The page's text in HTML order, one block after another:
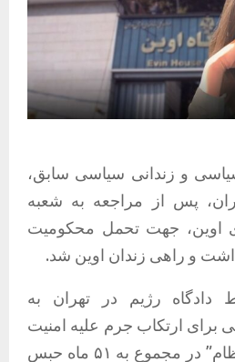
و زندانی سیاسی سابق،
پس از مراجعه به شعبه
اوین، جهت تحمل محکومیت
دادگاه رژیم در تهران به
برای ارتکاب جرم علیه امنیت
کشور” و “تبلیغ علیه نظام” در مجموع به ۵۱ ماه حبس